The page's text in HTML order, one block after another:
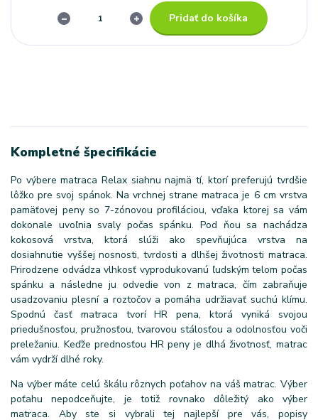
Pridať do košíka
Kompletné špecifikácie
Po výbere matraca Relax siahnu najmä tí, ktorí preferujú tvrdšie
lôžko pre svoj spánok. Na vrchnej strane matraca je 6 cm vrstva
pamäťovej peny so 7-zónovou profiláciou, vďaka ktorej sa vám
dokonale uvoľnia svaly počas spánku. Pod ňou sa nachádza
kokosová vrstva, ktorá slúži ako spevňujúca vrstva na
dosiahnutie vyššej nosnosti, tvrdosti a dlhšej životnosti matraca.
Prirodzene odvádza vlhkosť vyprodukovanú ľudským telom počas
spánku a následne ju odvedie von z matraca, čím zabraňuje
usadzovaniu plesní a roztočov a pomáha udržiavať suchú klímu.
Spodnú časť matraca tvorí HR pena, ktorá vyniká svojou
priedušnosťou, pružnosťou, tvarovou stálosťou a odolnosťou voči
preležaniu. Keďže prednosťou HR peny je dlhá životnosť, matrac
vám vydrží dlhé roky.
Na výber máte celú škálu rôznych poťahov na váš matrac. Výber
poťahu nepodceňujte, je totiž rovnako dôležitý ako výber
matraca. Aby ste si vybrali tej najlepší pre vás, popisy